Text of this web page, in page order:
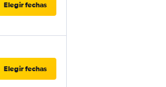
Elegir fechas
Elegir fechas